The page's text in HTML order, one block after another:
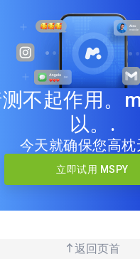
不起作用。
以。.
今天就确保您高枕
立即试用 MSPY
返回页首